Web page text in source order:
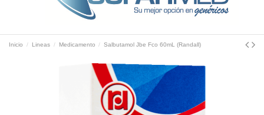
Inicio Lineas Medicamento Salbutamol Jbe Fco 60mL (Randall)